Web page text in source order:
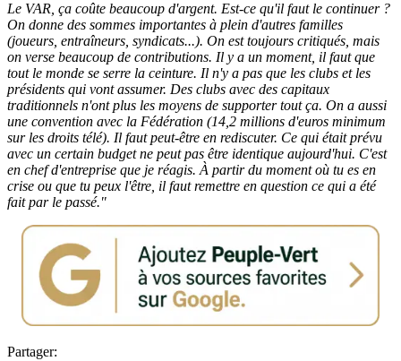
Le VAR, ça coûte beaucoup d'argent. Est-ce qu'il faut le continuer ?
On donne des sommes importantes à plein d'autres familles
(joueurs, entraîneurs, syndicats...). On est toujours critiqués, mais
on verse beaucoup de contributions. Il y a un moment, il faut que
tout le monde se serre la ceinture. Il n'y a pas que les clubs et les
présidents qui vont assumer. Des clubs avec des capitaux
traditionnels n'ont plus les moyens de supporter tout ça. On a aussi
une convention avec la Fédération (14,2 millions d'euros minimum
sur les droits télé). Il faut peut-être en rediscuter. Ce qui était prévu
avec un certain budget ne peut pas être identique aujourd'hui. C'est
en chef d'entreprise que je réagis. À partir du moment où tu es en
crise ou que tu peux l'être, il faut remettre en question ce qui a été
fait par le passé."
Partager: